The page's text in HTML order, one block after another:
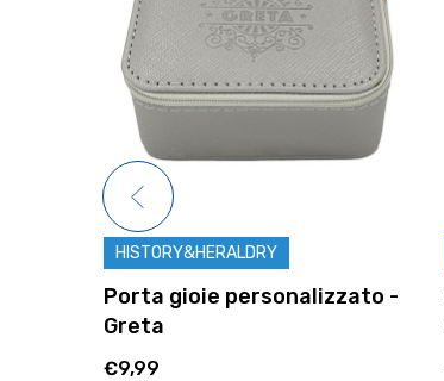
HISTORY&HERALDRY
Porta gioie personalizzato -
Sabrina
€9,99